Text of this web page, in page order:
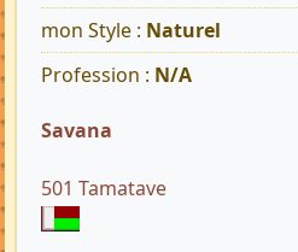
mon Style : Naturel
Profession : N/A
Savana
501 Tamatave